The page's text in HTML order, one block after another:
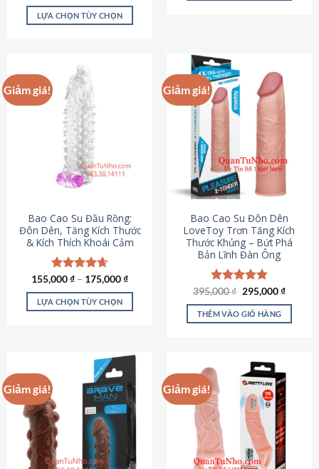
hạng4.88
5 sao
LỰA CHỌN TÙY CHỌN
có
nhiều
biến
thể.
Các
tùy
chọn
có
chọn
trên
trang
sản
phẩm
Giảm giá!
Bao Cao Su Đầu Rồng:
Đôn Dên, Tăng Kích Thước
& Kích Thích Khoái Cảm
Được xếp
hạng4.69
5 sao
155,000₫ – 175,000₫
LỰA CHỌN TÙY CHỌN
nhiều
biến
thể.
Các
tùy
chọn
Giảm giá!
Bao Cao Su Đôn Dên
LoveToy Trơn Tăng Kích
Thước Khủng – Bứt Phá
Bản Lĩnh Đàn Ông
Được xếp
hạng4.82
5 sao
395,000₫ Giá
là:
395,000 ₫.
295,000₫Giá
tại
THÊM VÀO GIỎ HÀNG
Giảm giá! Giảm giá!